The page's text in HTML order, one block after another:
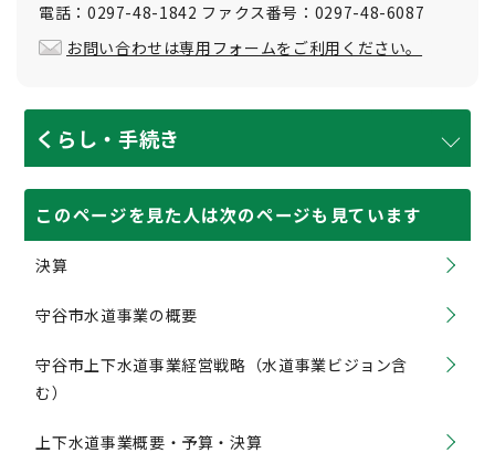
電話：0297-48-1842 ファクス番号：0297-48-6087
お問い合わせは専用フォームをご利用ください。
くらし・手続き
このページを見た人は次のページも見ています
決算
守谷市水道事業の概要
守谷市上下水道事業経営戦略（水道事業ビジョン含
む）
上下水道事業概要・予算・決算